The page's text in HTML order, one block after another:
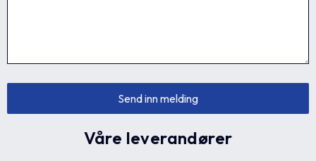
Våre leverandører